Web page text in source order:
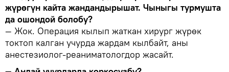
жүрөгүн кайта жандандырышат. Чыныгы турмушта
да ошондой болобу?
— Жок. Операция кылып жаткан хирург жүрөк
токтоп калган учурда жардам кылбайт, аны
анестезиолог-реаниматологдор жасайт.